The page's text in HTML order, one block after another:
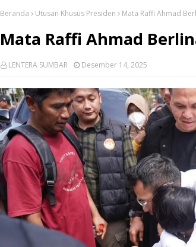
Beranda Utusan Khusus Presiden Mata Raffi Ahmad
Mata Raffi Ahmad
LENTERA SUMBAR Desember 14, 2025